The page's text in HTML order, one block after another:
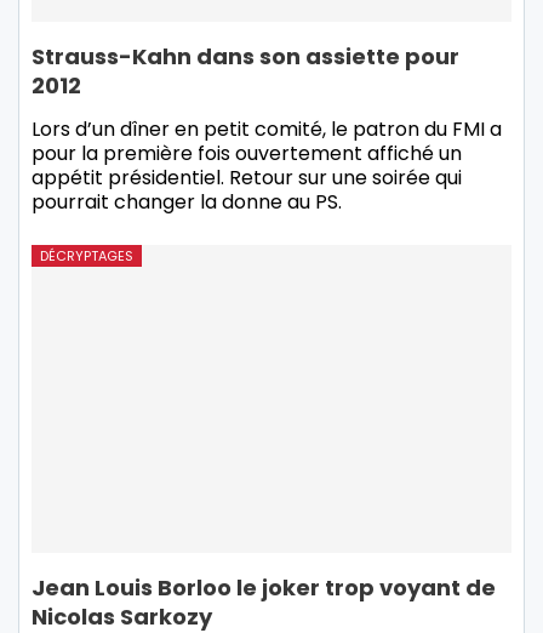
Strauss-Kahn dans son assiette pour
2012
Lors d’un dîner en petit comité, le patron du FMI a
pour la première fois ouvertement affiché un
appétit présidentiel. Retour sur une soirée qui
pourrait changer la donne au PS.
DÉCRYPTAGES
Jean Louis Borloo le joker trop voyant de
Nicolas Sarkozy